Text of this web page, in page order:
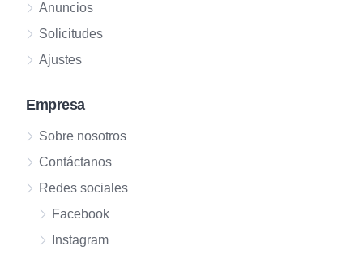
Anuncios
Solicitudes
Ajustes
Empresa
Sobre nosotros
Contáctanos
Redes sociales
Facebook
Instagram